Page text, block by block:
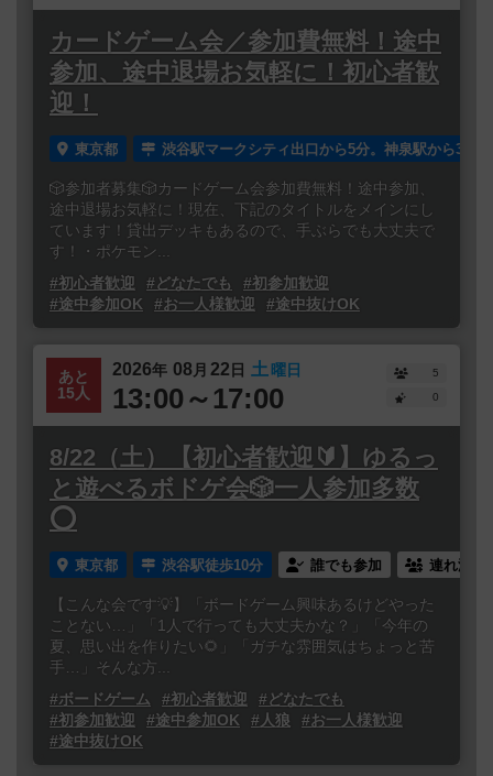
カードゲーム会／参加費無料！途中
参加、途中退場お気軽に！初心者歓
迎！
東京都 渋谷駅マークシティ出口から5分。神泉駅から3分。
🎲参加者募集🎲カードゲーム会参加費無料！途中参加、
途中退場お気軽に！現在、下記のタイトルをメインにし
ています！貸出デッキもあるので、手ぶらでも大丈夫で
す！・ポケモン...
#初心者歓迎
#どなたでも
#初参加歓迎
#途中参加OK
#お一人様歓迎 #途中抜けOK
あと
15人
2026年 08 月 22日 土曜日
13:00～17:00
5
0
8/22（土）【初心者歓迎🔰】ゆるっ
と遊べるボドゲ会🎲一人参加多数
⭕️
東京都 渋谷駅徒歩10分 誰でも参加 連れ添い
【こんな会です💡】「ボードゲーム興味あるけどやった
ことない…」「1人で行っても大丈夫かな？」「今年の
夏、思い出を作りたい🌻」「ガチな雰囲気はちょっと苦
手…」そんな方...
#ボードゲーム
#初心者歓迎
#どなたでも
#初参加歓迎
#途中参加OK #人狼
#お一人様歓迎
#途中抜けOK